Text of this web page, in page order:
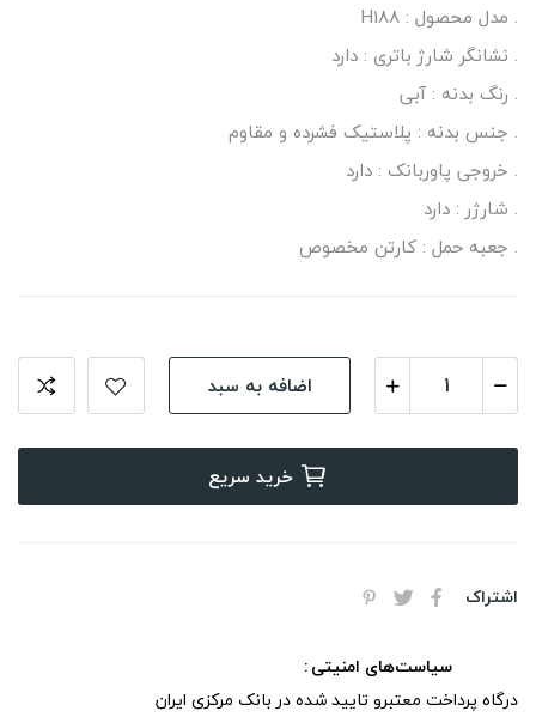
. مدل محصول : H188
. نشانگر شارژ باتری : دارد
. رنگ بدنه : آبی
. جنس بدنه : پلاستیک فشرده و مقاوم
. خروجی پاوربانک : دارد
. شارژر : دارد
. جعبه حمل : کارتن مخصوص
اضافه به سبد
خرید سریع
اشتراک
سیاست‌های امنیتی
درگاه پرداخت معتبرو تایید شده در بانک مرکزی ایران